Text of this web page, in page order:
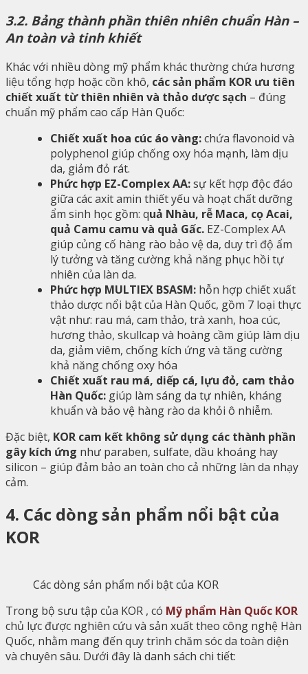
3.2. Bảng thành phần thiên nhiên chuẩn Hàn –
An toàn và tinh khiết
Khác với nhiều dòng mỹ phẩm khác thường chứa hương
liệu tổng hợp hoặc cồn khô, các sản phẩm KOR ưu tiên
chiết xuất từ thiên nhiên và thảo dược sạch – đúng
chuẩn mỹ phẩm cao cấp Hàn Quốc:
Chiết xuất hoa cúc áo vàng:chứa flavonoid và
polyphenol giúp chống oxy hóa mạnh, làm dịu
da, giảm đỏ rát.
Phức hợp EZ-Complex AA:sự kết hợp độc đáo
giữa các axit amin thiết yếu và hoạt chất dưỡng
ẩm sinh học gồm: quả Nhàu, rễ Maca, cọ Acai,
quả Camu camu và quả Gấc. EZ-Complex AA
giúp củng cố hàng rào bảo vệ da, duy trì độ ẩm
lý tưởng và tăng cường khả năng phục hồi tự
nhiên của làn da.
Phức hợp MULTIEX BSASM: hỗn hợp chiết xuất
thảo dược nổi bật của Hàn Quốc, gồm 7 loại thực
vật như: rau má, cam thảo, trà xanh, hoa cúc,
hương thảo, skullcap và hoàng cầm giúp làm dịu
da, giảm viêm, chống kích ứng và tăng cường
khả năng chống oxy hóa
Chiết xuất rau má, diếp cá, lựu đỏ, cam thảo
Hàn Quốc: giúp làm sáng da tự nhiên, kháng
khuẩn và bảo vệ hàng rào da khỏi ô nhiễm.
Đặc biệt, KOR cam kết không sử dụng các thành phần
gây kích ứng như paraben, sulfate, dầu khoáng hay
silicon – giúp đảm bảo an toàn cho cả những làn da nhạy
cảm.
4. Các dòng sản phẩm nổi bật của
KOR
Các dòng sản phẩm nổi bật của KOR
Trong bộ sưu tập của KOR , có Mỹ phẩm Hàn Quốc KOR
chủ lực được nghiên cứu và sản xuất theo công nghệ Hàn
Quốc, nhằm mang đến quy trình chăm sóc da toàn diện
và chuyên sâu. Dưới đây là danh sách chi tiết: